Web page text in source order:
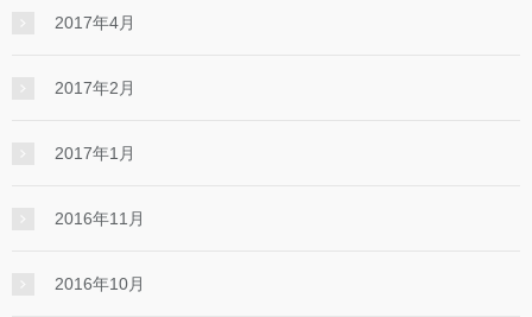
2017年4月
2017年2月
2017年1月
2016年11月
2016年10月